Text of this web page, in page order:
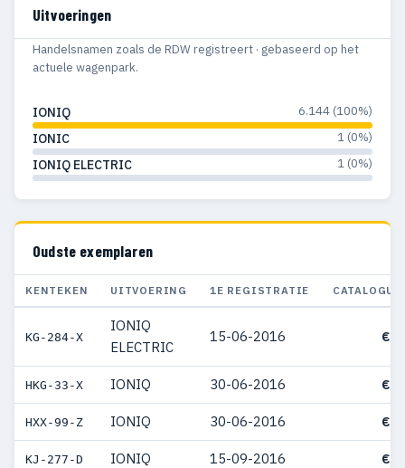
Uitvoeringen
Handelsnamen zoals de RDW registreert · gebaseerd op het
actuele wagenpark.
IONIQ 6.144 (100%)
IONIC 1 (0%)
IONIQ ELECTRIC 1 (0%)
Oudste exemplaren
KENTEKEN UITVOERING 1E REGISTRATIE
KG-284-X
IONIQ
ELECTRIC
15-06-2016 €
HKG-33-X IONIQ 30-06-2016 €
HXX-99-Z IONIQ 30-06-2016 €
KJ-277-D IONIQ 15-09-2016 €